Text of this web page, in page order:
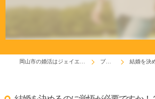
ブログ 結婚を決め